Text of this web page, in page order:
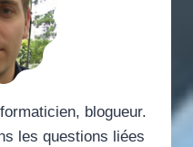
blogueur.
les questions liées